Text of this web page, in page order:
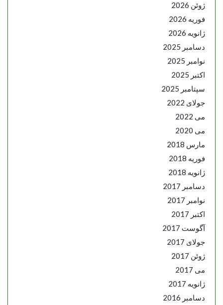
ژوئن 2026
فوریه 2026
ژانویه 2026
دسامبر 2025
نوامبر 2025
اکتبر 2025
سپتامبر 2025
جولای 2022
می 2022
می 2020
مارس 2018
فوریه 2018
ژانویه 2018
دسامبر 2017
نوامبر 2017
اکتبر 2017
آگوست 2017
جولای 2017
ژوئن 2017
می 2017
ژانویه 2017
دسامبر 2016